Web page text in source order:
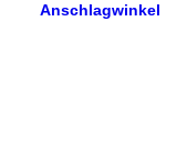
Anschlagwinkel